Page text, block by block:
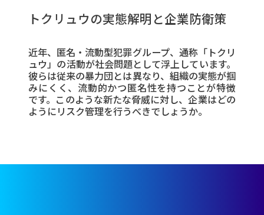
トクリュウの実態解明と企業防衛策
近年、匿名・流動型犯罪グループ、通称「トクリ
ュウ」の活動が社会問題として浮上しています。
彼らは従来の暴力団とは異なり、組織の実態が掴
みにくく、流動的かつ匿名性を持つことが特徴
です。このような新たな脅威に対し、企業はどの
ようにリスク管理を行うべきでしょうか。